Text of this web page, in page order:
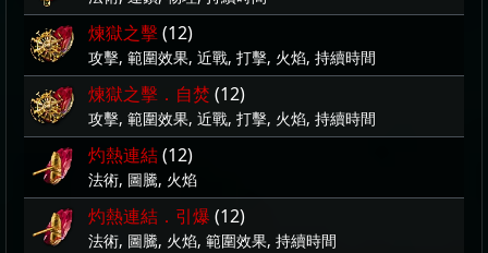
煉獄之擊(12)
攻擊, 範圍效果, 近戰, 打擊, 火焰, 持續時間
煉獄之擊．自焚 (12)
攻擊, 範圍效果, 近戰, 打擊, 火焰, 持續時間
灼熱連結(12)
法術, 圖騰, 火焰
灼熱連結．引爆 (12)
法術, 圖騰, 火焰, 範圍效果, 持續時間